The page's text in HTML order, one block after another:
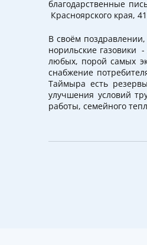
благодарственные
Красноярского края,
В своём
норильские газовики
любых, порой самых
снабжение
Таймыра есть
улучшения условий
работы, семейного